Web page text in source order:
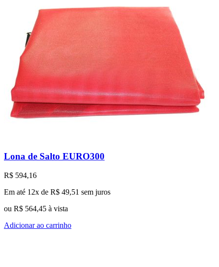
Lona de Salto EURO300
R$ 594,16
Em até 12x de R$ 49,51 sem juros
ou R$ 564,45 à vista
Adicionar ao carrinho